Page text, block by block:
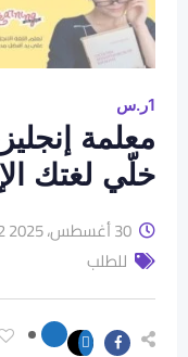
1ر.س
معلمة
خلّي لغتك
30 أغسطس، 2025 3:52 م
للطلب